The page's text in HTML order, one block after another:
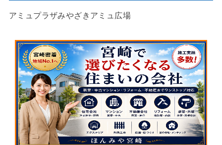
アミュプラザみやざきアミュ広場